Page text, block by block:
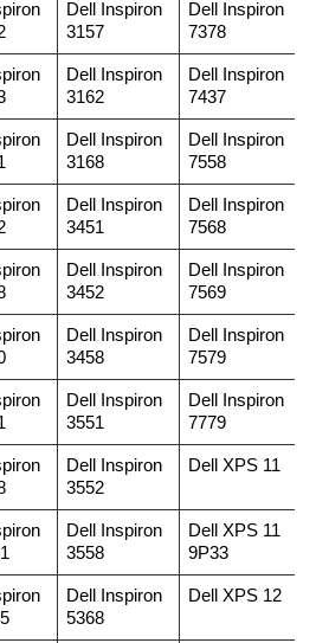
Dell Inspiron
3157
Dell Inspiron
7378
Dell Inspiron
3162
Dell Inspiron
7437
Dell Inspiron
3168
Dell Inspiron
7558
Dell Inspiron
3451
Dell Inspiron
7568
Dell Inspiron
3452
Dell Inspiron
7569
Dell Inspiron
3458
Dell Inspiron
7579
Dell Inspiron
3551
Dell Inspiron
7779
Dell Inspiron
3552
Dell XPS 11
Dell Inspiron
3558
Dell XPS 11
9P33
Dell Inspiron
5368
Dell XPS 12